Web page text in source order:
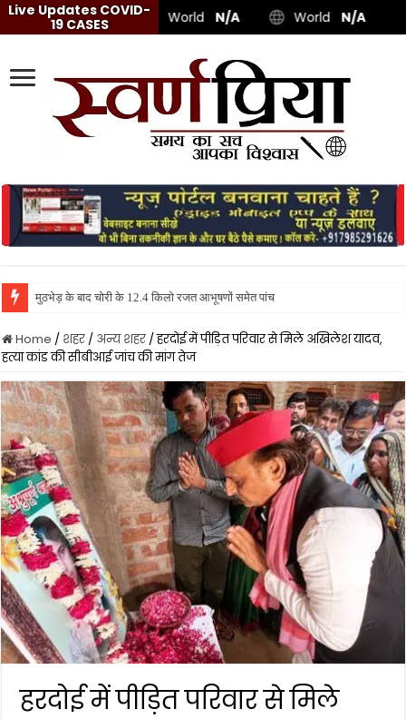
मुठभेड़ के बाद चोरी के 12.4 किलो रजत आभूषणों समेत पांच शातिर गिरफ्तार, स्विफ्ट डिज
Home / शहर / अन्य शहर /हरदोई में पीड़ित परिवार से मिले अखिलेश यादव,
हत्या कांड की सीबीआई जांच की मांग तेज
हरदोई में पीड़ित परिवार से मिले
Live Updates COVID-
19 CASES
World N/A World N/A